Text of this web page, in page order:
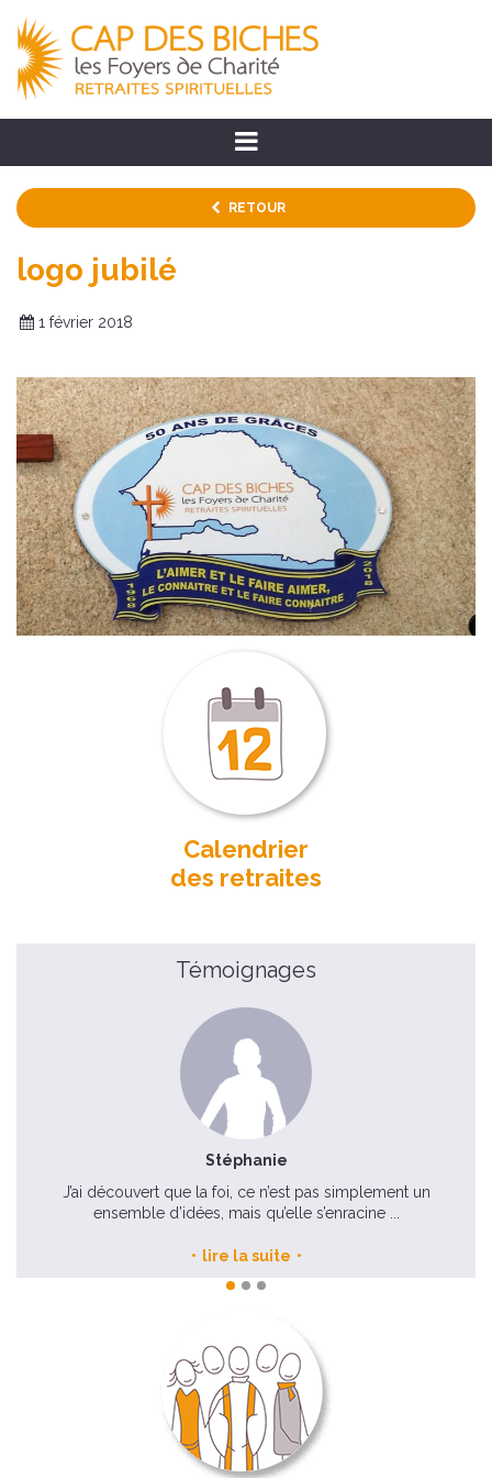
RETOUR
logo jubilé
1 février 2018
Calendrier
des retraites
Témoignages
Stéphanie
J’ai découvert que la foi, ce n’est pas simplement un
ensemble d’idées, mais qu’elle s’enracine ...
lire la suite